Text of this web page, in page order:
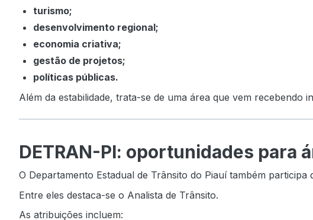
turismo;
desenvolvimento regional;
economia criativa;
gestão de projetos;
políticas públicas.
Além da estabilidade, trata-se de uma área que vem recebendo
DETRAN-PI: oportunidades para
O Departamento Estadual de Trânsito do Piauí também
Entre eles destaca-se o Analista de Trânsito.
As atribuições incluem: